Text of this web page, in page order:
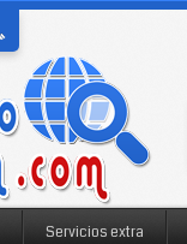
Servicios extra